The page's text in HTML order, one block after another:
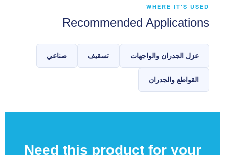
WHERE IT'S USED
Recommended Applications
عزل الجدران والواجهات تسقيف صناعي
القواطع والجدران
Need this product for your